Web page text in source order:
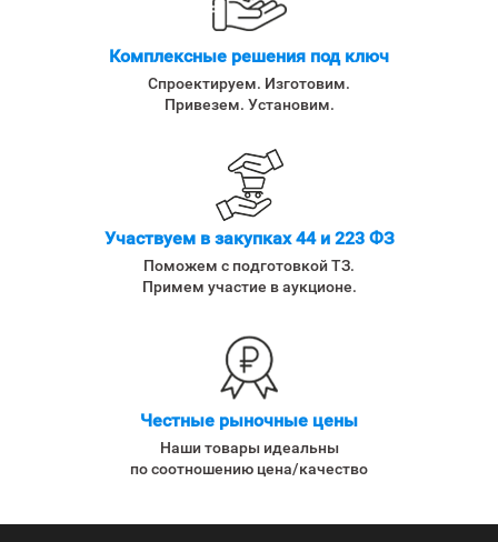
Комплексные решения под ключ
Спроектируем. Изготовим.
Привезем. Установим.
Участвуем в закупках 44 и 223 ФЗ
Поможем с подготовкой ТЗ.
Примем участие в аукционе.
Честные рыночные цены
Наши товары идеальны
по соотношению цена/качество